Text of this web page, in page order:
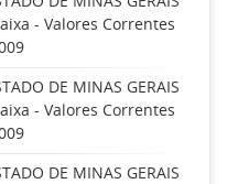
- Valores Correntes
DE MINAS GERAIS
- Valores Correntes
DE MINAS GERAIS